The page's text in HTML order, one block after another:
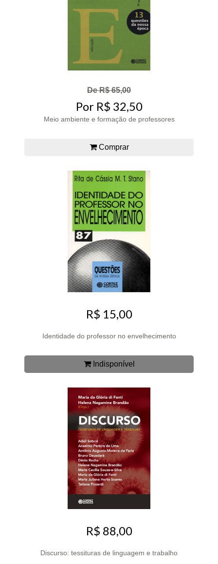
De R$ 65,00
Por R$ 32,50
Meio ambiente e formação de professores
Comprar
R$ 15,00
Identidade do professor no envelhecimento
Indisponível
R$ 88,00
Discurso: tessituras de linguagem e trabalho